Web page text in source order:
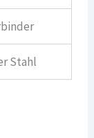
Stahl